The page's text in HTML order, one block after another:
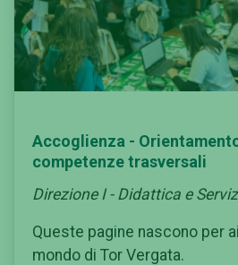
Accoglienza -
competenze trasversali
Direzione I - Didattica e
Queste pagine nascono per
mondo di Tor Vergata.